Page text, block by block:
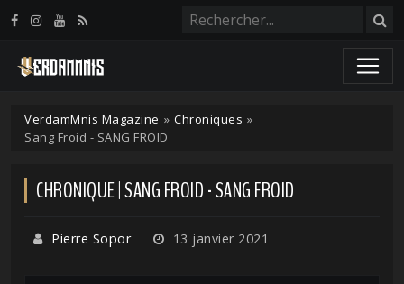
VerdamMnis Magazine » Chroniques »
Sang Froid - SANG FROID
CHRONIQUE | SANG FROID - SANG FROID
Pierre Sopor 13 janvier 2021
Panneau de gestion des cookies